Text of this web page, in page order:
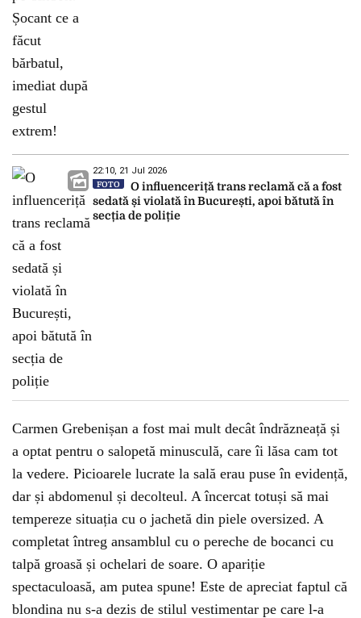
22:10, 21 Jul 2026
FOTO
O influenceriță trans reclamă că a fost
sedată și violată în București, apoi bătută în
secția de poliție
Carmen Grebenișan a fost mai mult decât îndrăzneață și
a optat pentru o salopetă minusculă, care îi lăsa cam tot
la vedere. Picioarele lucrate la sală erau puse în evidență,
dar și abdomenul și decolteul. A încercat totuși să mai
tempereze situația cu o jachetă din piele oversized. A
completat întreg ansamblul cu o pereche de bocanci cu
talpă groasă și ochelari de soare. O apariție
spectaculoasă, am putea spune! Este de apreciat faptul că
blondina nu s-a dezis de stilul vestimentar pe care l-a